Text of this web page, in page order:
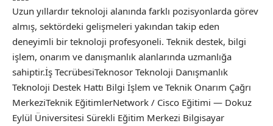
Uzun yıllardır teknoloji alanında farklı pozisyonlarda görev
almış, sektördeki gelişmeleri yakından takip eden
deneyimli bir teknoloji profesyoneli. Teknik destek, bilgi
işlem, onarım ve danışmanlık alanlarında uzmanlığa
sahiptir.İş TecrübesiTeknosor Teknoloji Danışmanlık
Teknoloji Destek Hattı Bilgi İşlem ve Teknik Onarım Çağrı
MerkeziTeknik EğitimlerNetwork / Cisco Eğitimi — Dokuz
Eylül Üniversitesi Sürekli Eğitim Merkezi Bilgisayar